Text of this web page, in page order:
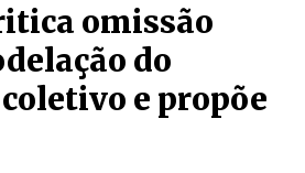
omissão
do
e propõe